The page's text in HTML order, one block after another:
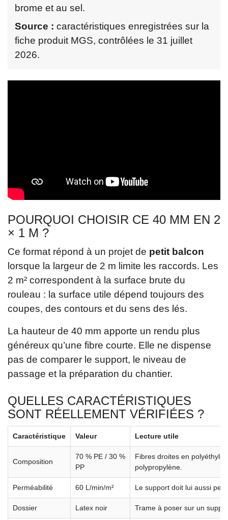
brome et au sel.
Source : caractéristiques enregistrées sur la
fiche produit MGS, contrôlées le 31 juillet
2026.
POURQUOI CHOISIR CE 40 MM EN 2
× 1 M ?
Ce format répond à un projet de petit balcon
lorsque la largeur de 2 m limite les raccords. Les
2 m² correspondent à la surface brute du
rouleau : la surface utile dépend toujours des
coupes, des contours et du sens des lés.
La hauteur de 40 mm apporte un rendu plus
généreux qu’une fibre courte. Elle ne dispense
pas de comparer le support, le niveau de
passage et la préparation du chantier.
QUELLES CARACTÉRISTIQUES
SONT RÉELLEMENT VÉRIFIÉES ?
Caractéristique Valeur Lecture utile
Composition
70 % PE / 30 %
PP
Fibres droites en
polypropylène.
Perméabilité 60 L/min/m² Le support doit lui aussi
Dossier Latex noir Trame à poser sur un